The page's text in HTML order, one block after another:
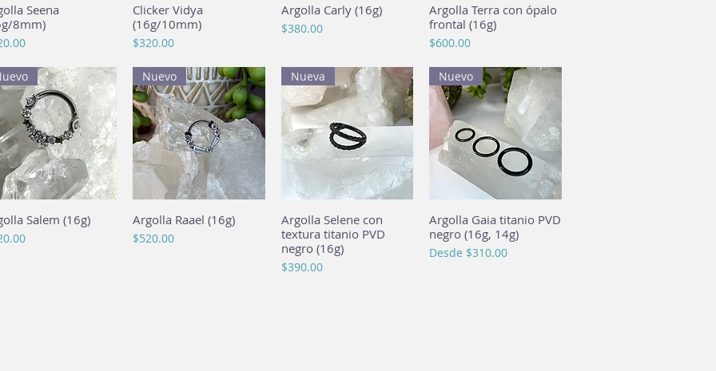
Vista rápida
Seena
8mm)
Vista rápida
Clicker Vidya
(16g/10mm)
Precio
$320.00
Vista rápida
Argolla Carly (16g)
Precio
$380.00
Vista rápida
Argolla Terra con ópalo
frontal (16g)
Precio
$600.00
Vista rápida
Salem (16g) Vista rápida
Nuevo
Argolla Raael (16g)
Precio
$520.00
Vista rápida
Nueva
Argolla Selene con
textura titanio PVD
negro (16g)
Precio
$390.00
Vista rápida
Nuevo
Argolla Gaia titanio PVD
negro (16g, 14g)
Desde $310.00
Precio de oferta